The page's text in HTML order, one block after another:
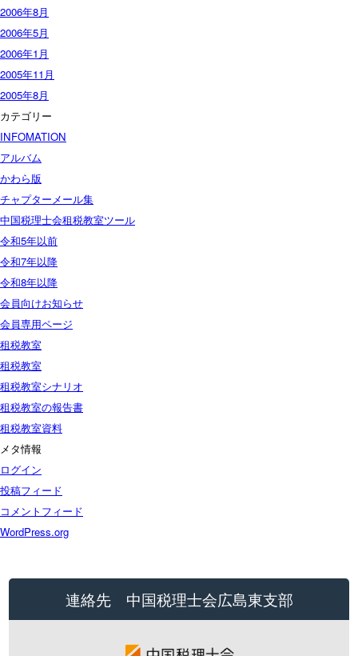
2006年8月
2006年5月
2006年1月
2005年11月
2005年8月
カテゴリー
INFOMATION
アルバム
かわら版
チャプターメール集
中国税理士会租税教室ツール
令和5年以前
令和7年以降
令和8年以降
会員向けお知らせ
会員専用ページ
租税教室
租税教室
租税教室シナリオ
租税教室の報告書
租税教室資料
メタ情報
ログイン
投稿フィード
コメントフィード
WordPress.org
連絡先 中国税理士会広島東支部